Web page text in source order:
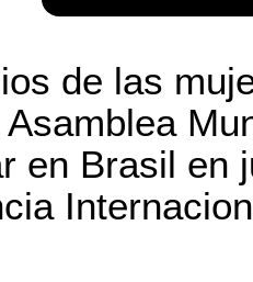
de las
Asamblea
en Brasil en